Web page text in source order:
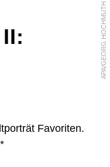
APA/GEORG HOCHMUTH
Favoriten.